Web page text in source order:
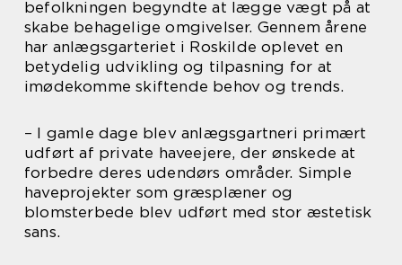
befolkningen begyndte at lægge vægt på at
skabe behagelige omgivelser. Gennem årene
har anlægsgarteriet i Roskilde oplevet en
betydelig udvikling og tilpasning for at
imødekomme skiftende behov og trends.
– I gamle dage blev anlægsgartneri primært
udført af private haveejere, der ønskede at
forbedre deres udendørs områder. Simple
haveprojekter som græsplæner og
blomsterbede blev udført med stor æstetisk
sans.